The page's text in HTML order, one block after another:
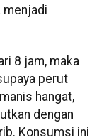
menjadi
8 jam, maka
perut
hangat,
dengan
Konsumsi ini